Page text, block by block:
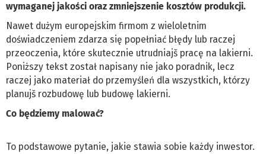
wymaganej jakości oraz zmniejszenie kosztów produkcji.
Nawet dużym europejskim firmom z wieloletnim
doświadczeniem zdarza się popełniać błędy lub raczej
przeoczenia, które skutecznie utrudniajš pracę na lakierni.
Poniższy tekst został napisany nie jako poradnik, lecz
raczej jako materiał do przemyśleń dla wszystkich, którzy
planujš rozbudowę lub budowę lakierni.
Co będziemy malować?
To podstawowe pytanie, jakie stawia sobie każdy inwestor.